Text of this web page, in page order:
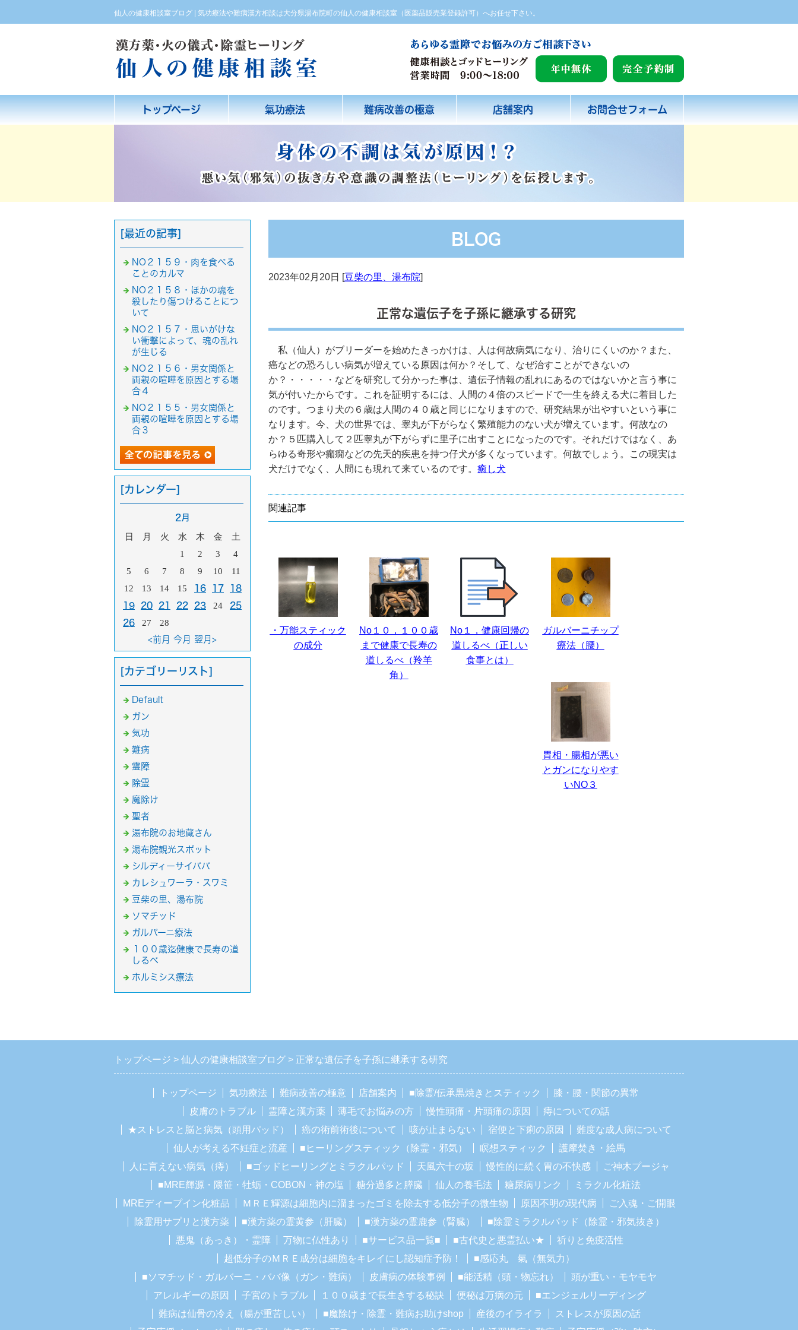
仙人の健康相談室ブログ | 気功療法や難病漢方相談は大分県湯布院町の仙人の健康相談室（医薬品販売業登録許可）へお任せ下さい。
トップページ 氣功療法 難病改善の極意 店舗案内 お問合せフォーム
BLOG
2023年02月20日 [豆柴の里、湯布院]
正常な遺伝子を子孫に継承する研究
私（仙人）がブリーダーを始めたきっかけは、人は何故病気になり、治りにくいのか？また、
癌などの恐ろしい病気が増えている原因は何か？そして、なぜ治すことができないの
か？・・・・・などを研究して分かった事は、遺伝子情報の乱れにあるのではないかと言う事に
気が付いたからです。これを証明するには、人間の４倍のスピードで一生を終える犬に着目した
のです。つまり犬の６歳は人間の４０歳と同じになりますので、研究結果が出やすいという事に
なります。今、犬の世界では、睾丸が下がらなく繁殖能力のない犬が増えています。何故なの
か？５匹購入して２匹睾丸が下がらずに里子に出すことになったのです。それだけではなく、あ
らゆる奇形や癲癇などの先天的疾患を持つ仔犬が多くなっています。何故でしょう。この現実は
犬だけでなく、人間にも現れて来ているのです。 癒し犬
関連記事
・万能スティック
の成分
No１０，１００歳
まで健康で長寿の
道しるべ（羚羊
角）
No１，健康回帰の
道しるべ（正しい
食事とは）
ガルバーニチップ
療法（腰）
胃相・腸相が悪い
とガンになりやす
いNO３
[最近の記事]
NO２１５９・肉を食べる
ことのカルマ
NO２１５８・ほかの魂を
殺したり傷つけることにつ
いて
NO２１５７・思いがけな
い衝撃によって、魂の乱れ
が生じる
NO２１５６・男女関係と
両親の喧嘩を原因とする場
合４
NO２１５５・男女関係と
両親の喧嘩を原因とする場
合３
[カレンダー]
2月
日 月 火 水 木 金
土
1
2 3
4
5
6 7 8 9 10
11
12
13 14 15 16 17
18
19
20 21 22 23 24
25
26
27 28
<前月 今月 翌月>
[カテゴリーリスト]
Default
ガン
気功
難病
霊障
除霊
魔除け
聖者
湯布院のお地蔵さん
湯布院観光スポット
シルディーサイババ
カレシュワーラ・スワミ
豆柴の里、湯布院
ソマチッド
ガルバーニ療法
１００歳迄健康で長寿の道
しるべ
ホルミシス療法
トップページ 仙人の健康相談室ブログ 正常な遺伝子を子孫に継承する研究
トップページ 気功療法 難病改善の極意 店舗案内 ■除霊/伝承黒焼きとスティック
膝・腰・関節の異常
皮膚のトラブル
霊障と漢方薬 薄毛でお悩みの方 慢性頭痛・片頭痛の原因
痔についての話
★ストレスと脳と病気（頭用パッド）
癌の術前術後について 咳が止まらない 宿便と下痢の原因
難度な成人病について
仙人が考える不妊症と流産
■ヒーリングスティック（除霊・邪気） 瞑想スティック
護摩焚き・絵馬
人に言えない病気（痔）
■ゴッドヒーリングとミラクルパッド 天風六十の坂 慢性的に続く胃の不快感
ご神木プージャ
■MRE輝源・隈笹・牡蛎・COBON・神の塩
糖分過多と膵臓 仙人の養毛法 糖尿病リンク
ミラクル化粧法
MREディープイン化粧品
ＭＲＥ輝源は細胞内に溜まったゴミを除去する低分子の微生物 原因不明の現代病
ご入魂・ご開眼
除霊用サプリと漢方薬
■漢方薬の霊黄参（肝臓） ■漢方薬の霊鹿参（腎臓）
■除霊ミラクルパッド（除霊・邪気抜き）
悪鬼（あっき）・霊障
万物に仏性あり ■サービス品一覧■ ■古代史と悪霊払い★
祈りと免疫活性
超低分子のＭＲＥ成分は細胞をキレイにし認知症予防！
■感応丸 氣（無気力）
■ソマチッド・ガルバーニ・ババ像（ガン・難病）
皮膚病の体験事例 ■能活精（頭・物忘れ）
頭が重い・モヤモヤ
アレルギーの原因
子宮のトラブル １００歳まで長生きする秘訣 便秘は万病の元
■エンジェルリーディング
難病は仙骨の冷え（腸が重苦しい）
■魔除け・除霊・難病お助けshop 産後のイライラ
ストレスが原因の話